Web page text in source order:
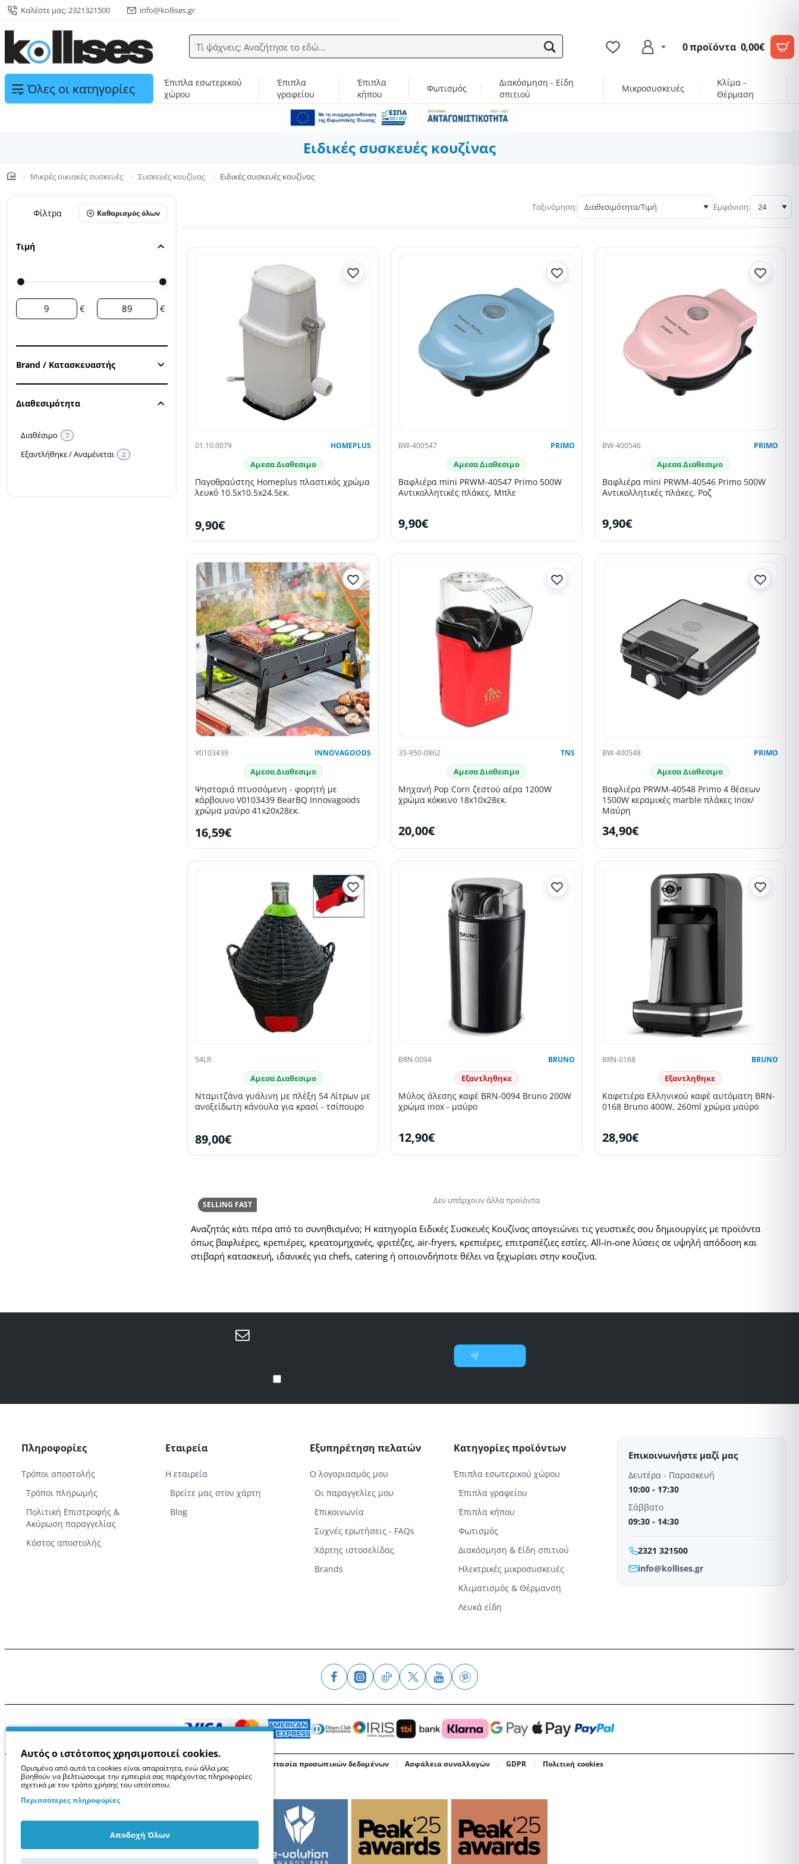
Καλέστε μας: 2321321500 info@kollises.gr
Τί ψάχνεις; Αναζήτησε το εδώ... 0 προϊόντα·0,00€
Όλες οι κατηγορίες
Έπιπλα εσωτερικού
χώρου
Έπιπλα
γραφείου
Έπιπλα
κήπου
Φωτισμός
Διακόσμηση - Είδη
σπιτιού
Μικροσυσκευές
Κλίμα -
Θέρμαση
Ειδικές συσκευές κουζίνας
Μικρές οικιακές συσκευές Συσκευές κουζίνας Ειδικές συσκευές κουζίνας
Φίλτρα Καθαρισμός όλων
Τιμή
€ €
Brand / Κατασκευαστής
Διαθεσιμότητα
Διαθέσιμο 7
Εξαντλήθηκε / Αναμένεται 2
Αναζητάς κάτι πέρα από το συνηθισμένο; Η κατηγορία Ειδικές Συσκευές Κουζίνας απογειώνει τις γευστικές σου δημιουργίες με προϊόντα
όπως βαφλιέρες, κρεπιέρες, κρεατομηχανές, φριτέζες, air‑fryers, κρεπιέρες, επιτραπέζιες εστίες. All‑in‑one λύσεις σε υψηλή απόδοση και
στιβαρή κατασκευή, ιδανικές για chefs, catering ή οποιονδήποτε θέλει να ξεχωρίσει στην κουζίνα.
Ταξινόμηση: Εμφάνιση:
01.10.0079 HOMEPLUS
Αμεσα Διαθεσιμο
Παγοθραύστης Homeplus πλαστικός χρώμα
λευκό 10.5x10.5x24.5εκ.
9,90€
BW-400547 PRIMO
Αμεσα Διαθεσιμο
Βαφλιέρα mini PRWM-40547 Primo 500W
Αντικολλητικές πλάκες, Μπλε
9,90€
BW-400546 PRIMO
Αμεσα Διαθεσιμο
Βαφλιέρα mini PRWM-40546 Primo 500W
Αντικολλητικές πλάκες, Ροζ
9,90€
V0103439 INNOVAGOODS
Αμεσα Διαθεσιμο
Ψησταριά πτυσσόμενη - φορητή με
κάρβουνο V0103439 BearBQ Innovagoods
χρώμα μαύρο 41x20x28εκ.
16,59€
35-950-0862 TNS
Αμεσα Διαθεσιμο
Μηχανή Pop Corn ζεστού αέρα 1200W
χρώμα κόκκινο 18x10x28εκ.
20,00€
BW-400548 PRIMO
Αμεσα Διαθεσιμο
Βαφλιέρα PRWM-40548 Primo 4 θέσεων
1500W κεραμικές marble πλάκες Inox/
Μαύρη
34,90€
SELLING FAST
54LR
Αμεσα Διαθεσιμο
Νταμιτζάνα γυάλινη με πλέξη 54 Λίτρων με
ανοξείδωτη κάνουλα για κρασί - τσίπουρο
89,00€
BRN-0094 BRUNO
Εξαντληθηκε
Μύλος άλεσης καφέ BRN-0094 Bruno 200W
χρώμα inox - μαύρο
12,90€
BRN-0168 BRUNO
Εξαντληθηκε
Καφετιέρα Ελληνικού καφέ αυτόματη BRN-
0168 Bruno 400W, 260ml χρώμα μαύρο
28,90€
Δεν υπάρχουν άλλα προϊόντα
σας
Πληροφορίες
Τρόποι αποστολής
Τρόποι πληρωμής
Πολιτική Επιστροφής &
Ακύρωση παραγγελίας
Κόστος αποστολής
Εταιρεία
Η εταιρεία
Βρείτε μας στον χάρτη
Blog
Εξυπηρέτηση πελατών
Ο λογαριασμός μου
Οι παραγγελίες μου
Επικοινωνία
Συχνές ερωτήσεις - FAQs
Χάρτης ιστοσελίδας
Brands
Κατηγορίες προϊόντων
Έπιπλα εσωτερικού χώρου
Έπιπλα γραφείου
Έπιπλα κήπου
Φωτισμός
Διακόσμηση & Είδη σπιτιού
Ηλεκτρικές μικροσυσκευές
Κλιματισμός & Θέρμανση
Λευκά είδη
Επικοινωνήστε μαζί μας
Δευτέρα - Παρασκευή
10:00 - 17:30
Σάββατο
09:30 - 14:30
2321 321500
info@kollises.gr
Όροι χρήσης Προστασία προσωπικών δεδομένων Ασφάλεια συναλλαγών GDPR Πολιτική cookies
Αυτός ο ιστότοπος χρησιμοποιεί cookies.
Ορισμένα από αυτά τα cookies είναι απαραίτητα, ενώ άλλα μας
βοηθούν να βελτιώσουμε την εμπειρία σας παρέχοντας πληροφορίες
σχετικά με τον τρόπο χρήσης του ιστότοπου.
Περισσότερες πληροφορίες
Αποδοχή Όλων